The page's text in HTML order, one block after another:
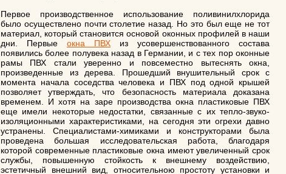
Первое производственное использование поливинилхлорида
было осуществлено почти столетие назад. Но это был еще не тот
материал, который становится основой оконных профилей в наши
дни. Первые окна ПВХ из усовершенствованного состава
появились более полувека назад в Германии, и с тех пор оконные
рамы ПВХ стали уверенно и повсеместно вытеснять окна,
произведенные из дерева. Прошедший внушительный срок с
момента начала соседства человека и ПВХ под одной крышей
позволяет утверждать, что безопасность материала доказана
временем. И хотя на заре производства окна пластиковые ПВХ
еще имели некоторые недостатки, связанные с их тепло-звуко-
изоляционными характеристиками, на сегодня эти огрехи давно
устранены. Специалистами-химиками и конструкторами была
проведена большая исследовательская работа, благодаря
которой современные пластиковые окна имеют увеличенный срок
службы, повышенную стойкость к внешнему воздействию,
эстетичный внешний вид, относительною простоту установки и